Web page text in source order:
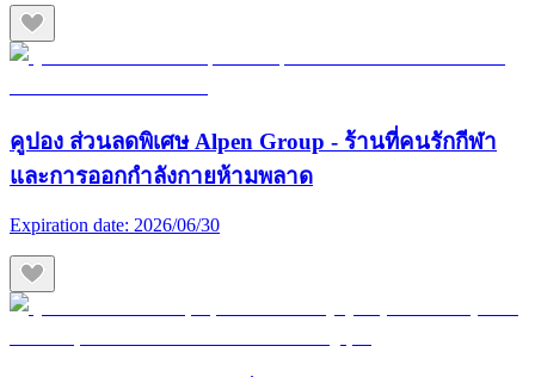
คูปอง ส่วนลดพิเศษ Alpen Group - ร้านที่คนรักกีฬา
และการออกกำลังกายห้ามพลาด
Expiration date: 2026/06/30